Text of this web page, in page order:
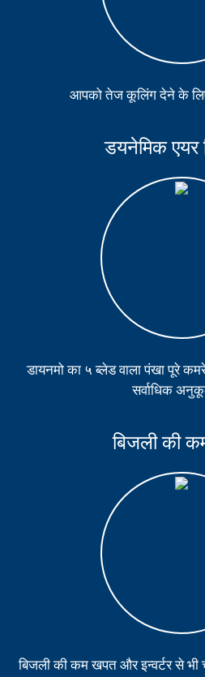
आपको तेज कूलिंग देने के
डयनेमिक एयर
डायनमो का ५ ब्लेड वाला पंखा पूरे
सर्वाधिक
बिजली की
बिजली की कम खपत और इन्वर्टर से